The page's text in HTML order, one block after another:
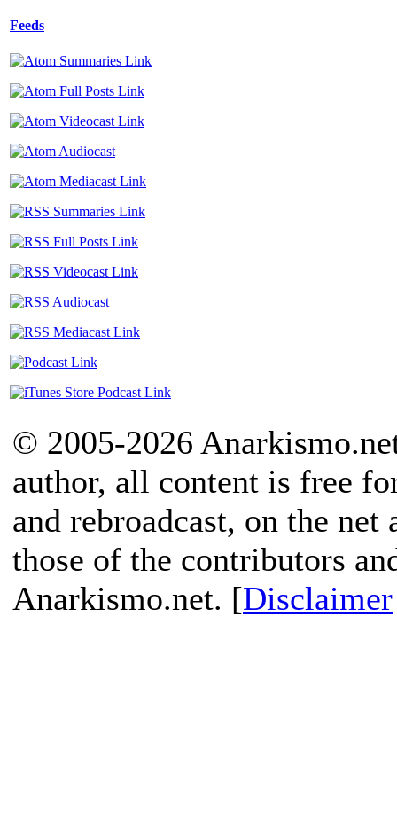
Feeds
© 2005-2026
author, all content is free
and rebroadcast, on the
those of the contributors
Anarkismo.net. [Disclaimer